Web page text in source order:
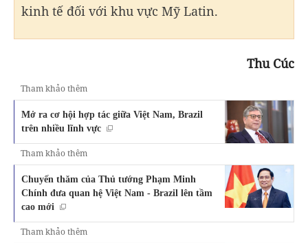
kinh tế đối với khu vực Mỹ Latin.
Thu Cúc
Tham khảo thêm
Mở ra cơ hội hợp tác giữa Việt Nam, Brazil
trên nhiều lĩnh vực
Tham khảo thêm
Chuyến thăm của Thủ tướng Phạm Minh
Chính đưa quan hệ Việt Nam - Brazil lên tầm
cao mới
Tham khảo thêm